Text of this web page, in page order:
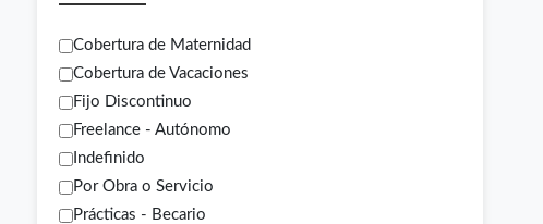
Cobertura de Maternidad
Cobertura de Vacaciones
Fijo Discontinuo
Freelance - Autónomo
Indefinido
Por Obra o Servicio
Prácticas - Becario